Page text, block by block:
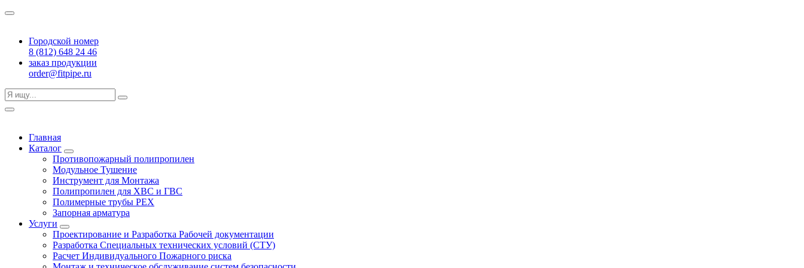
Городской номер
8 (812) 648 24 46
заказ продукции
order@fitpipe.ru
Главная
Каталог
Противопожарный полипропилен
Модульное Тушение
Инструмент для Монтажа
Полипропилен для ХВС и ГВС
Полимерные трубы PEX
Запорная арматура
Услуги
Проектирование и Разработка Рабочей документации
Разработка Специальных технических условий (СТУ)
Расчет Индивидуального Пожарного риска